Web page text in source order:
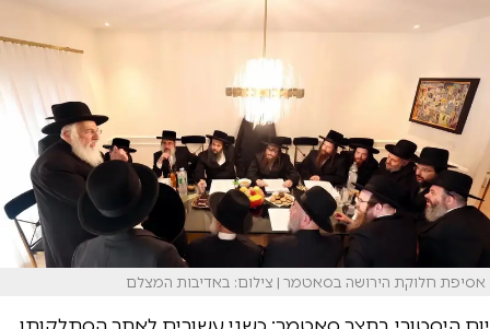
אסיפת חלוקת הירושה בסאטמר | צילום: באדיבות המצלם